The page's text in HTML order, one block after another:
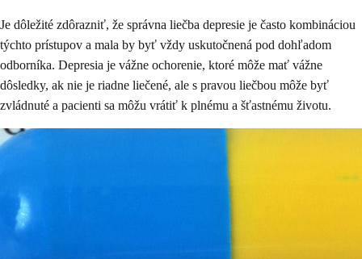
Je dôležité zdôrazniť, že správna liečba depresie je často kombináciou
týchto prístupov a mala by byť vždy uskutočnená pod dohľadom
odborníka. Depresia je vážne ochorenie, ktoré môže mať vážne
dôsledky, ak nie je riadne liečené, ale s pravou liečbou môže byť
zvládnuté a pacienti sa môžu vrátiť k plnému a šťastnému životu.